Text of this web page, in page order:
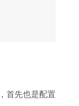
首先也是配置